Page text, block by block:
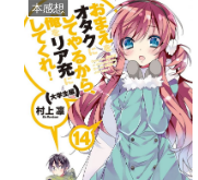
本感想